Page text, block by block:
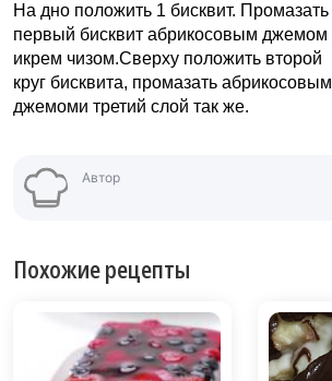
На дно положить 1 бисквит. Промазать
первый бисквит абрикосовым джемом
икрем чизом.Сверху положить второй
круг бисквита, промазать абрикосовым
джемоми третий слой так же.
Автор
Похожие рецепты